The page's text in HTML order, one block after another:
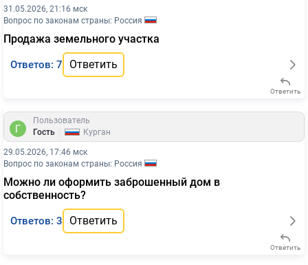
31.05.2026, 21:16 мск
Вопрос по законам страны: Россия
Продажа земельного участка
Ответов: 7 Ответить
Ответить
Пользователь
Гость
Курган
29.05.2026, 17:46 мск
Вопрос по законам страны: Россия
Можно ли оформить заброшенный дом в
собственность?
Ответов: 3 Ответить
Ответить